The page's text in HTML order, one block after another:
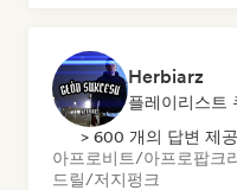
Herbiarz
플레이리스트
> 600 개의 답변 제공
아프로비트/아프로팝크
드릴/저지펑크